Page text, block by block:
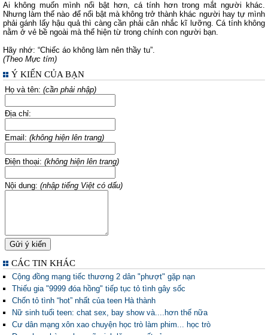
Ai không muốn mình nổi bật hơn, cá tính hơn trong mắt người khác.
Nhưng làm thế nào để nổi bật mà không trở thành khác người hay tự mình
phải gánh lấy hậu quả thì càng cần phải cân nhắc kĩ lưỡng. Cá tính không
nằm ở vẻ bề ngoài mà thể hiện từ trong chính con người bạn.
Hãy nhớ: “Chiếc áo không làm nên thầy tu”.
(Theo Mực tím)
Ý KIẾN CỦA BẠN
Họ và tên: (cần phải nhập)
Địa chỉ:
Email: (không hiện lên trang)
Điện thoại: (không hiện lên trang)
Nội dung: (nhập tiếng Việt có dấu)
CÁC TIN KHÁC
Cộng đồng mạng tiếc thương 2 dân "phượt" gặp nạn
Thiếu gia "9999 đóa hồng" tiếp tục tỏ tình gây sốc
Chốn tỏ tình “hot” nhất của teen Hà thành
Nữ sinh tuổi teen: chat sex, bay show và....hơn thế nữa
Cư dân mạng xôn xao chuyện học trò làm phim... học trò